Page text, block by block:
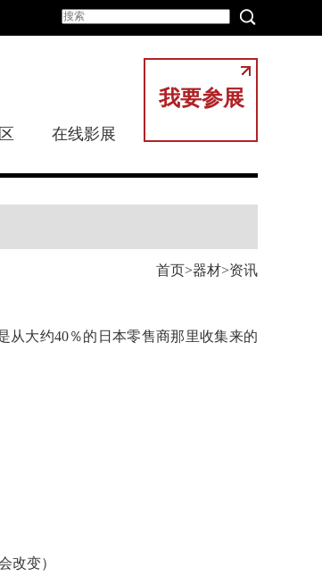
我要参展
在线影展
首页 器材 资讯
从大约40％的日本零售商那里收集来的
改变）